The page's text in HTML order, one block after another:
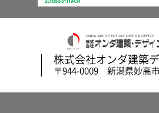
株式会社オンダ建築
〒944-0009 新潟県妙高